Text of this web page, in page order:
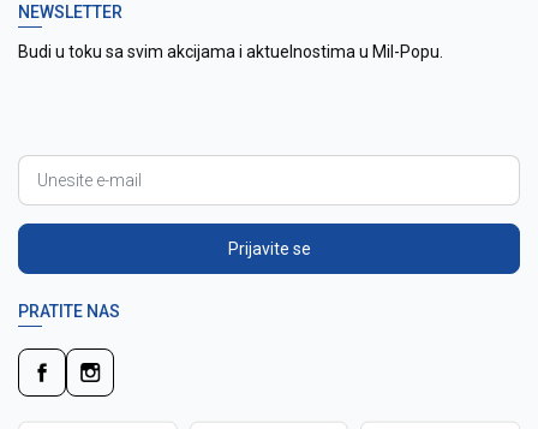
NEWSLETTER
Budi u toku sa svim akcijama i aktuelnostima u Mil-Popu.
Prijavite se
PRATITE NAS